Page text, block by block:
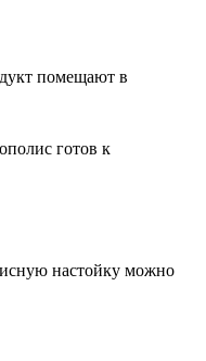
помещают в
готов к
настойку можно